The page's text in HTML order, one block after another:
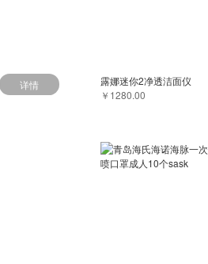
详情
露娜迷你2净透洁面仪
￥1280.00